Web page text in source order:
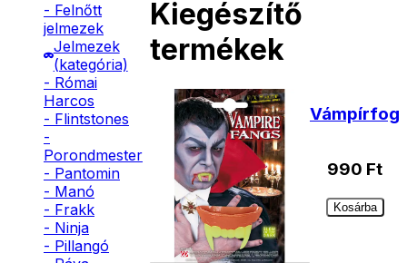
- Felnőtt
jelmezek
Jelmezek
(kategória)
- Római
Harcos
- Flintstones
-
Porondmester
- Pantomin
- Manó
- Frakk
- Ninja
- Pillangó
Kiegészítő
termékek
Vámpírfog
990 Ft
Kosárba